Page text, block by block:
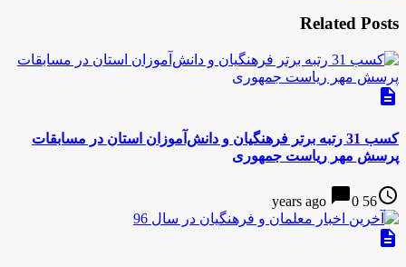
Related Posts
description
کسب 31 رتبه برتر فرهنگیان و دانش‌آموزان استان در مسابقات
پرسش مهر ریاست جمهوری
access_time
56 years ago
chat_bubble0
description